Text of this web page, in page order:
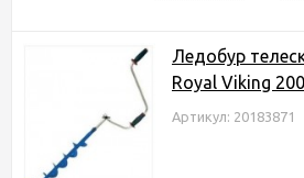
Ледобур
Royal Viking
Артикул: 20183871